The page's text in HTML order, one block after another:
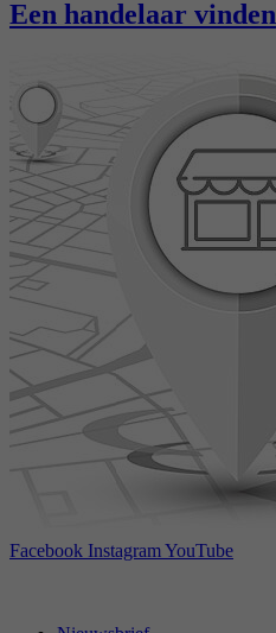
Een handelaar vinden
Facebook InstagramYouTube